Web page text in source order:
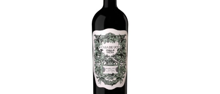
LEER MÁS